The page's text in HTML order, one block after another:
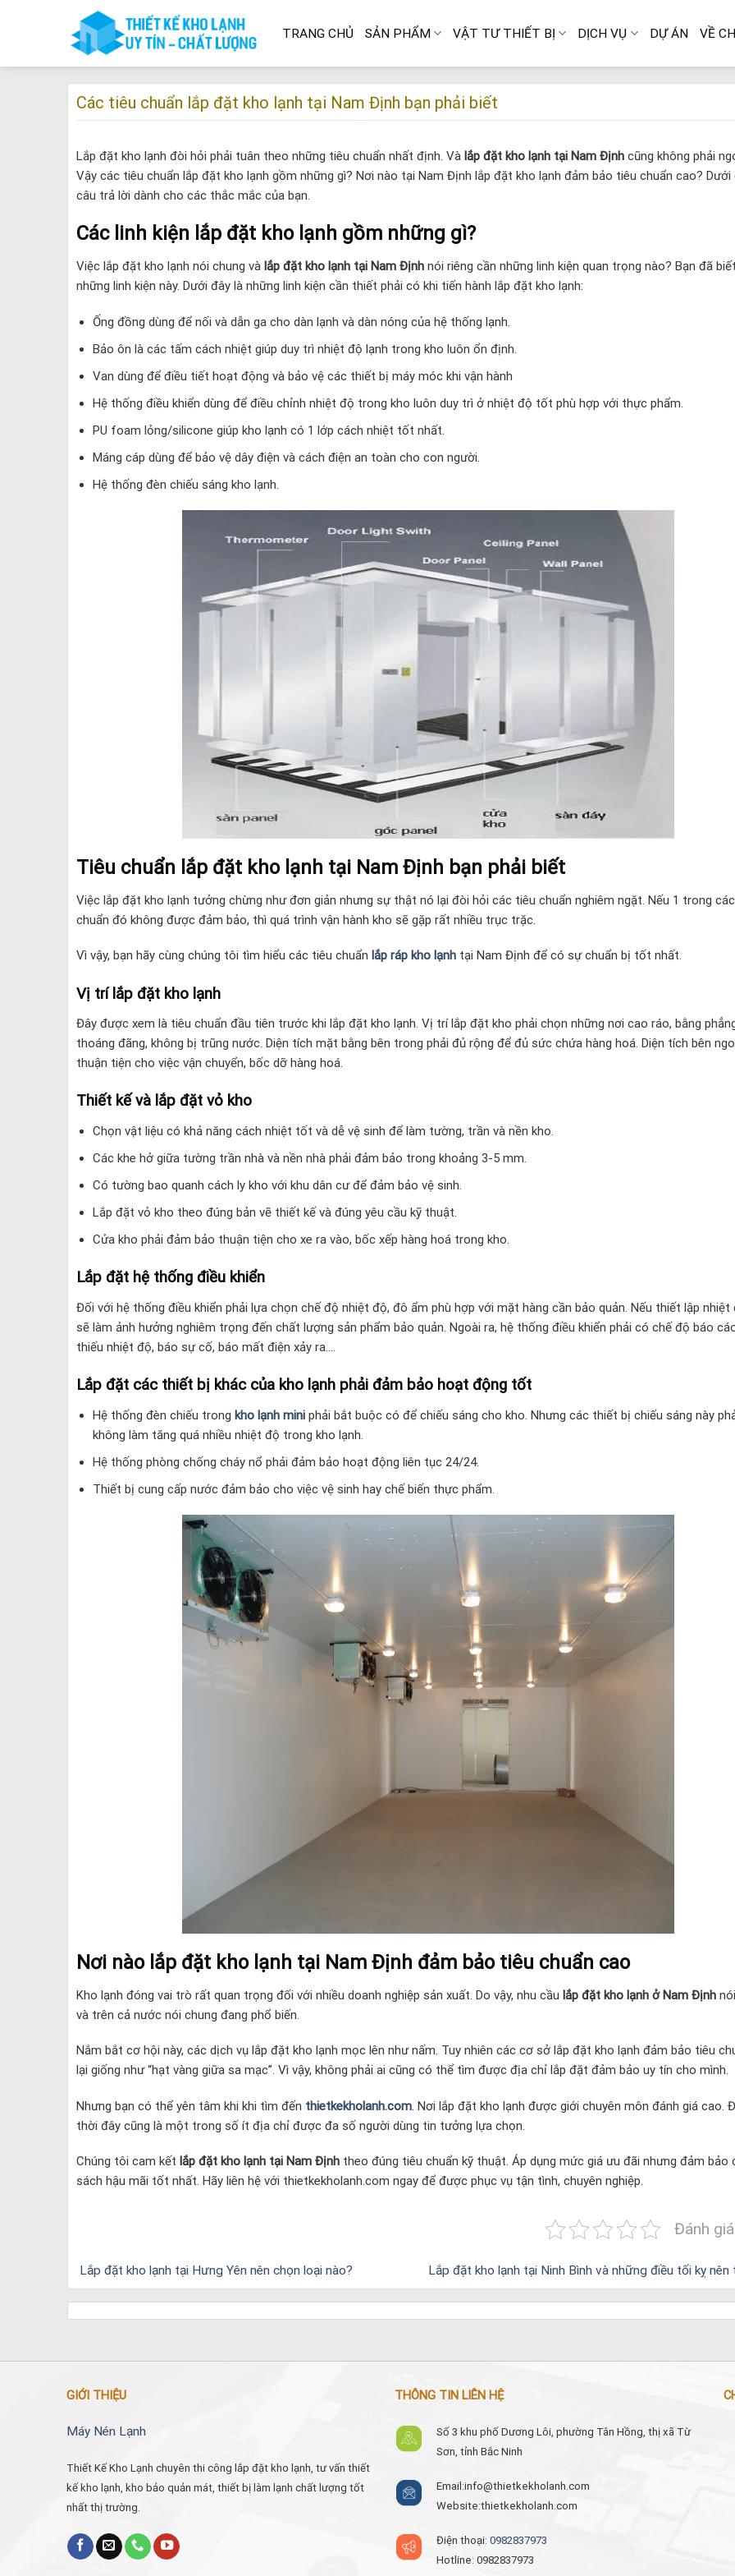
TRANG CHỦ SẢN PHẨM VẬT TƯ THIẾT BỊ DỊCH VỤ DỰ ÁN VỀ
Các tiêu chuẩn lắp đặt kho lạnh tại Nam Định bạn phải biết
Lắp đặt kho lạnh đòi hỏi phải tuân theo những tiêu chuẩn nhất định. Và lắp đặt kho lạnh tại Nam Định cũng không phải
Vậy các tiêu chuẩn lắp đặt kho lạnh gồm những gì? Nơi nào tại Nam Định lắp đặt kho lạnh đảm bảo tiêu chuẩn cao? Dưới
câu trả lời dành cho các thắc mắc của bạn.
Các linh kiện lắp đặt kho lạnh gồm những gì?
Việc lắp đặt kho lạnh nói chung và lắp đặt kho lạnh tại Nam Định nói riêng cần những linh kiện quan trọng nào? Bạn đã
những linh kiện này. Dưới đây là những linh kiện cần thiết phải có khi tiến hành lắp đặt kho lạnh:
Ống đồng dùng để nối và dẫn ga cho dàn lạnh và dàn nóng của hệ thống lạnh.
Bảo ôn là các tấm cách nhiệt giúp duy trì nhiệt độ lạnh trong kho luôn ổn định.
Van dùng để điều tiết hoạt động và bảo vệ các thiết bị máy móc khi vận hành
Hệ thống điều khiển dùng để điều chỉnh nhiệt độ trong kho luôn duy trì ở nhiệt độ tốt phù hợp với thực phẩm.
PU foam lỏng/silicone giúp kho lạnh có 1 lớp cách nhiệt tốt nhất.
Máng cáp dùng để bảo vệ dây điện và cách điện an toàn cho con người.
Hệ thống đèn chiếu sáng kho lạnh.
Tiêu chuẩn lắp đặt kho lạnh tại Nam Định bạn phải biết
Việc lắp đặt kho lạnh tưởng chừng như đơn giản nhưng sự thật nó lại đòi hỏi các tiêu chuẩn nghiêm ngặt. Nếu 1 trong
chuẩn đó không được đảm bảo, thì quá trình vận hành kho sẽ gặp rất nhiều trục trặc.
Vì vậy, bạn hãy cùng chúng tôi tìm hiểu các tiêu chuẩn lắp ráp kho lạnh tại Nam Định để có sự chuẩn bị tốt nhất.
Vị trí lắp đặt kho lạnh
Đây được xem là tiêu chuẩn đầu tiên trước khi lắp đặt kho lạnh. Vị trí lắp đặt kho phải chọn những nơi cao ráo, bằng
thoáng đãng, không bị trũng nước. Diện tích mặt bằng bên trong phải đủ rộng để đủ sức chứa hàng hoá. Diện tích bên
thuận tiện cho việc vận chuyển, bốc dỡ hàng hoá.
Thiết kế và lắp đặt vỏ kho
Chọn vật liệu có khả năng cách nhiệt tốt và dễ vệ sinh để làm tường, trần và nền kho.
Các khe hở giữa tường trần nhà và nền nhà phải đảm bảo trong khoảng 3-5 mm.
Có tường bao quanh cách ly kho với khu dân cư để đảm bảo vệ sinh.
Lắp đặt vỏ kho theo đúng bản vẽ thiết kế và đúng yêu cầu kỹ thuật.
Cửa kho phải đảm bảo thuận tiện cho xe ra vào, bốc xếp hàng hoá trong kho.
Lắp đặt hệ thống điều khiển
Đối với hệ thống điều khiển phải lựa chọn chế độ nhiệt độ, đô ẩm phù hợp với mặt hàng cần bảo quản. Nếu thiết lập nhiệt
sẽ làm ảnh hưởng nghiêm trọng đến chất lượng sản phẩm bảo quản. Ngoài ra, hệ thống điều khiển phải có chế độ báo
thiếu nhiệt độ, báo sự cố, báo mất điện xảy ra….
Lắp đặt các thiết bị khác của kho lạnh phải đảm bảo hoạt động tốt
Hệ thống đèn chiếu trong kho lạnh mini phải bắt buộc có để chiếu sáng cho kho. Nhưng các thiết bị chiếu sáng này
không làm tăng quá nhiều nhiệt độ trong kho lạnh.
Hệ thống phòng chống cháy nổ phải đảm bảo hoạt động liên tục 24/24.
Thiết bị cung cấp nước đảm bảo cho việc vệ sinh hay chế biến thực phẩm.
Nơi nào lắp đặt kho lạnh tại Nam Định đảm bảo tiêu chuẩn cao
Kho lạnh đóng vai trò rất quan trọng đối với nhiều doanh nghiệp sản xuất. Do vậy, nhu cầu lắp đặt kho lạnh ở Nam Định
và trên cả nước nói chung đang phổ biến.
Nắm bắt cơ hội này, các dịch vụ lắp đặt kho lạnh mọc lên như nấm. Tuy nhiên các cơ sở lắp đặt kho lạnh đảm bảo tiêu
lại giống như “hạt vàng giữa sa mạc”. Vì vậy, không phải ai cũng có thể tìm được địa chỉ lắp đặt đảm bảo uy tín cho mình.
Nhưng bạn có thể yên tâm khi khi tìm đến thietkekholanh.com . Nơi lắp đặt kho lạnh được giới chuyên môn đánh giá cao.
thời đây cũng là một trong số ít địa chỉ được đa số người dùng tin tưởng lựa chọn.
Chúng tôi cam kết lắp đặt kho lạnh tại Nam Định theo đúng tiêu chuẩn kỹ thuật. Áp dụng mức giá ưu đãi nhưng đảm bảo
sách hậu mãi tốt nhất. Hãy liên hệ với thietkekholanh.com ngay để được phục vụ tận tình, chuyên nghiệp.
Đánh
Lắp đặt kho lạnh tại Hưng Yên nên chọn loại nào? Lắp đặt kho lạnh tại Ninh Bình và những điều tối kỵ nên
GIỚI THIỆU
Máy Nén Lạnh
Thiết Kế Kho Lạnh chuyên thi công lắp đặt kho lạnh, tư vấn thiết
kế kho lạnh, kho bảo quản mát, thiết bị làm lạnh chất lượng tốt
nhất thị trường.
THÔNG TIN LIÊN HỆ
Số 3 khu phố Dương Lôi, phường Tân Hồng, thị xã Từ
Sơn, tỉnh Bắc Ninh
Email:info@thietkekholanh.com
Website:thietkekholanh.com
Điện thoại: 0982837973
Hotline: 0982837973